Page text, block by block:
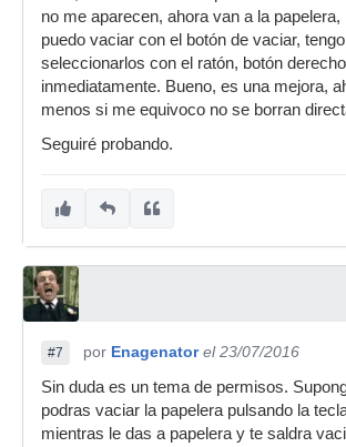
no me aparecen, ahora van a la papelera,
puedo vaciar con el botón de vaciar,
seleccionarlos con el ratón, botón
inmediatamente. Bueno, es una mejora,
menos si me equivoco no se borran
Seguiré probando.
#7 por Enagenator el 23/07/2016
Sin duda es un tema de permisos.
podras vaciar la papelera pulsando la
mientras le das a papelera y te saldra